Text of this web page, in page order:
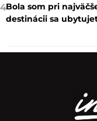
4Bola som pri
destinácii sa